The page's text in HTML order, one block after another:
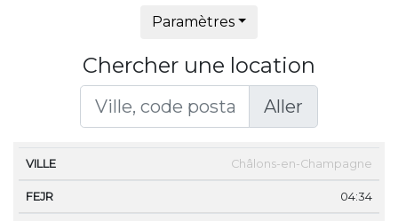
Paramètres
Chercher une location
Aller
VILLE DHUHR ASSER
Châlons-en-Champagne
04:34